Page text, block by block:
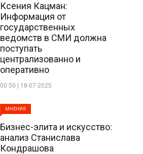
Ксения Кацман:
Информация от
государственных
ведомств в СМИ должна
поступать
централизованно и
оперативно
00:50 | 18-07-2025
МНЕНИЯ
Бизнес-элита и искусство:
анализ Станислава
Кондрашова